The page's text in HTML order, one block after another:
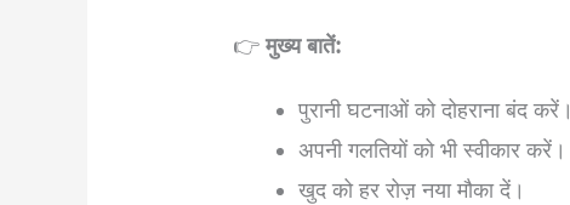
👉मुख्य बातें:
पुरानी घटनाओं को दोहराना बंद करें।
अपनी गलतियों को भी स्वीकार करें।
खुद को हर रोज़ नया मौका दें।